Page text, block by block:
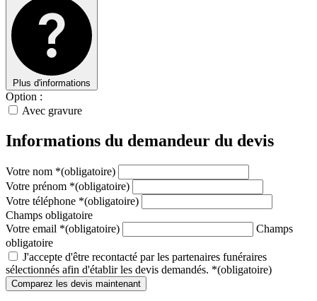
Plus d'informations
Option :
Avec gravure
Informations du demandeur du devis
Votre nom *(obligatoire)
Votre prénom *(obligatoire)
Votre téléphone *(obligatoire)
Champs obligatoire
Votre email *(obligatoire)
Champs
obligatoire
J'accepte d'être recontacté par les partenaires funéraires
sélectionnés afin d'établir les devis demandés. *(obligatoire)